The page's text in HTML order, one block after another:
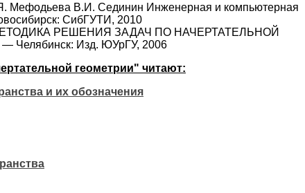
Мефодьева В.И. Сединин Инженерная и компьютерная
СибГУТИ, 2010
МЕТОДИКА РЕШЕНИЯ ЗАДАЧ ПО НАЧЕРТАТЕЛЬНОЙ
Челябинск: Изд. ЮУрГУ, 2006
геометрии" читают:
и их обозначения